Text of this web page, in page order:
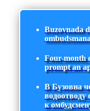
Buzovnada
Four-month
prompt an
В Бузовна
водоотводу
к